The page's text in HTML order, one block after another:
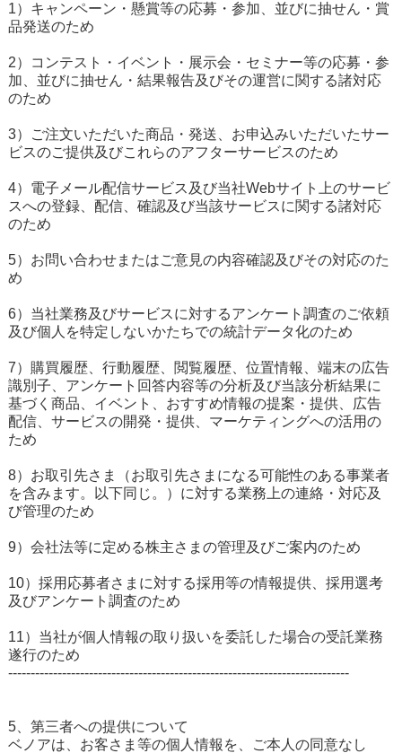
1）キャンペーン・懸賞等の応募・参加、並びに抽せん・賞
品発送のため
2）コンテスト・イベント・展示会・セミナー等の応募・参
加、並びに抽せん・結果報告及びその運営に関する諸対応
のため
3）ご注文いただいた商品・発送、お申込みいただいたサー
ビスのご提供及びこれらのアフターサービスのため
4）電子メール配信サービス及び当社Webサイト上のサービ
スへの登録、配信、確認及び当該サービスに関する諸対応
のため
5）お問い合わせまたはご意見の内容確認及びその対応のた
め
6）当社業務及びサービスに対するアンケート調査のご依頼
及び個人を特定しないかたちでの統計データ化のため
7）購買履歴、行動履歴、閲覧履歴、位置情報、端末の広告
識別子、アンケート回答内容等の分析及び当該分析結果に
基づく商品、イベント、おすすめ情報の提案・提供、広告
配信、サービスの開発・提供、マーケティングへの活用の
ため
8）お取引先さま（お取引先さまになる可能性のある事業者
を含みます。以下同じ。）に対する業務上の連絡・対応及
び管理のため
9）会社法等に定める株主さまの管理及びご案内のため
10）採用応募者さまに対する採用等の情報提供、採用選考
及びアンケート調査のため
11）当社が個人情報の取り扱いを委託した場合の受託業務
遂行のため
----------------------------------------------------------------------------
5、第三者への提供について
ベノアは、お客さま等の個人情報を、ご本人の同意なし